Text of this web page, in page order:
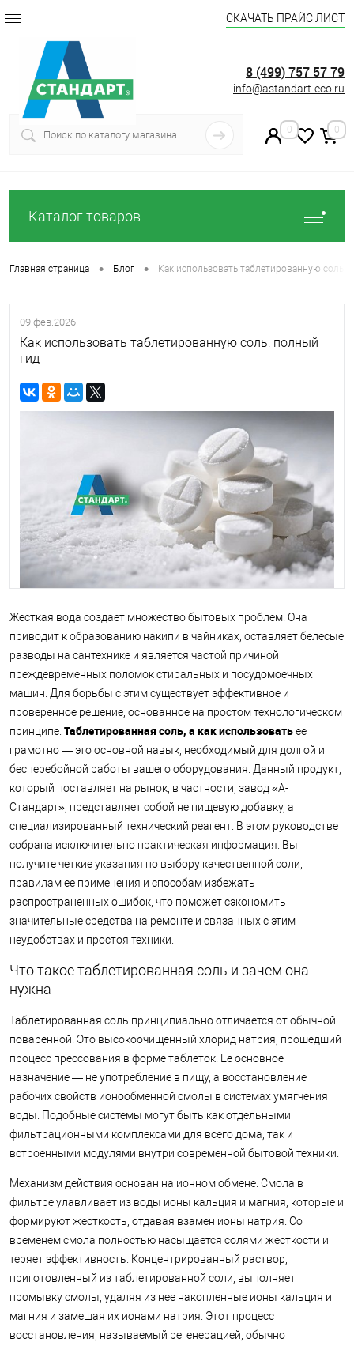
СКАЧАТЬ ПРАЙС ЛИСТ
8 (499) 757 57 79
info@astandart-eco.ru
0 0
Каталог товаров
Главная страница • Блог • Как использовать таблетированную соль:
09.фев.2026
Как использовать таблетированную соль: полный
гид
Жесткая вода создает множество бытовых проблем. Она
приводит к образованию накипи в чайниках, оставляет белесые
разводы на сантехнике и является частой причиной
преждевременных поломок стиральных и посудомоечных
машин. Для борьбы с этим существует эффективное и
проверенное решение, основанное на простом технологическом
принципе. Таблетированная соль, а как использоватьее
грамотно — это основной навык, необходимый для долгой и
бесперебойной работы вашего оборудования. Данный продукт,
который поставляет на рынок, в частности, завод «А-
Стандарт», представляет собой не пищевую добавку, а
специализированный технический реагент. В этом руководстве
собрана исключительно практическая информация. Вы
получите четкие указания по выбору качественной соли,
правилам ее применения и способам избежать
распространенных ошибок, что поможет сэкономить
значительные средства на ремонте и связанных с этим
неудобствах и простоя техники.
Что такое таблетированная соль и зачем она
нужна
Таблетированная соль принципиально отличается от обычной
поваренной. Это высокоочищенный хлорид натрия, прошедший
процесс прессования в форме таблеток. Ее основное
назначение — не употребление в пищу, а восстановление
рабочих свойств ионообменной смолы в системах умягчения
воды. Подобные системы могут быть как отдельными
фильтрационными комплексами для всего дома, так и
встроенными модулями внутри современной бытовой техники.
Механизм действия основан на ионном обмене. Смола в
фильтре улавливает из воды ионы кальция и магния, которые и
формируют жесткость, отдавая взамен ионы натрия. Со
временем смола полностью насыщается солями жесткости и
теряет эффективность. Концентрированный раствор,
приготовленный из таблетированной соли, выполняет
промывку смолы, удаляя из нее накопленные ионы кальция и
магния и замещая их ионами натрия. Этот процесс
восстановления, называемый регенерацией, обычно